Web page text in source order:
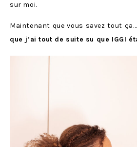
sur moi.
Maintenant que vous savez tout ça…
que j’ai tout de suite su que IGGI